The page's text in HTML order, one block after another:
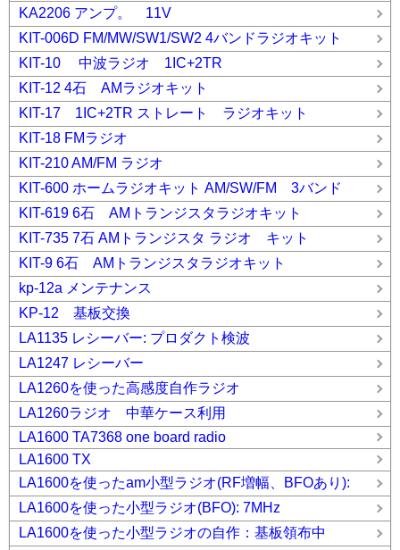
KA2206 アンプ。 11V
KIT-006D FM/MW/SW1/SW2 4バンドラジオキット
KIT-10 中波ラジオ 1IC+2TR
KIT-12 4石 AMラジオキット
KIT-17 1IC+2TR ストレート ラジオキット
KIT-18 FMラジオ
KIT-210 AM/FM ラジオ
KIT-600 ホームラジオキット AM/SW/FM 3バンド
KIT-619 6石 AMトランジスタラジオキット
KIT-735 7石 AMトランジスタ ラジオ キット
KIT-9 6石 AMトランジスタラジオキット
kp-12a メンテナンス
KP-12 基板交換
LA1135 レシーバー: プロダクト検波
LA1247 レシーバー
LA1260を使った高感度自作ラジオ
LA1260ラジオ 中華ケース利用
LA1600 TA7368 one board radio
LA1600 TX
LA1600を使ったam小型ラジオ(RF増幅、BFOあり):
LA1600を使った小型ラジオ(BFO): 7MHz
LA1600を使った小型ラジオの自作：基板領布中